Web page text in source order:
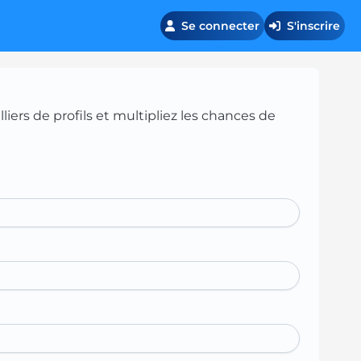
Se connecter S'inscrire
de profils et multipliez les chances de